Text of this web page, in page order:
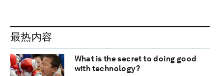
最热内容
What is the secret to doing good
with technology?